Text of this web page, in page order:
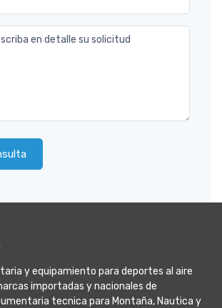
en detalle su solicitud
y equipamiento para deportes al aire
importadas y nacionales de
tecnica para Montaña, Nautica y